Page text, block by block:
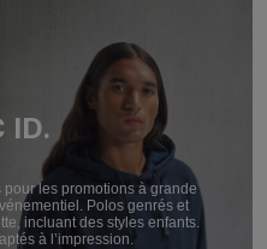
ID.
les promotions à grande
Polos genrés et
incluant des styles enfants.
à l’impression.